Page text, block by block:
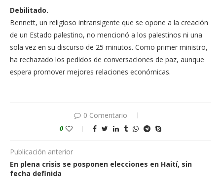
Debilitado.
Bennett, un religioso intransigente que se opone a la creación
de un Estado palestino, no mencionó a los palestinos ni una
sola vez en su discurso de 25 minutos. Como primer ministro,
ha rechazado los pedidos de conversaciones de paz, aunque
espera promover mejores relaciones económicas.
0 Comentario
0
Publicación anterior
En plena crisis se posponen elecciones en Haití, sin
fecha definida